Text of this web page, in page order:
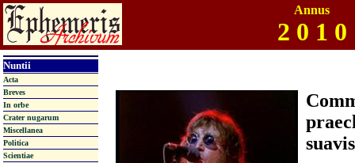
Annus
2 0 1 0
Nuntii
Acta
Breves
In orbe
Crater nugarum
Miscellanea
Politica
Scientiae